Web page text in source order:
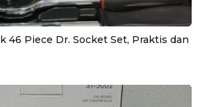
46 Piece Dr. Socket Set, Praktis dan